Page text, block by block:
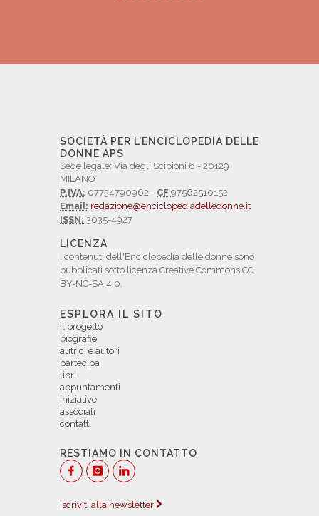
SOCIETÀ PER L'ENCICLOPEDIA DELLE
DONNE APS
Sede legale: Via degli Scipioni 6 - 20129
MILANO
P.IVA: 07734790962 - CF 97562510152
Email: redazione@enciclopediadelledonne.it
ISSN: 3035-4927
LICENZA
I contenuti dell'Enciclopedia delle donne sono
pubblicati sotto licenza Creative Commons CC
BY-NC-SA 4.0.
ESPLORA IL SITO
il progetto
biografie
autrici e autori
partecipa
libri
appuntamenti
iniziative
assòciati
contatti
RESTIAMO IN CONTATTO
Iscriviti alla newsletter